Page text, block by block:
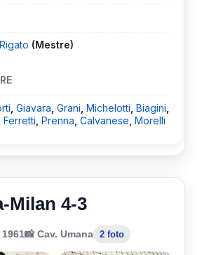
(Mestre)
Giavara Grani Michelotti Biagini
Ferretti Prenna Calvanese Morelli
Milan 4-3
📸 Cav. Umana 2 foto